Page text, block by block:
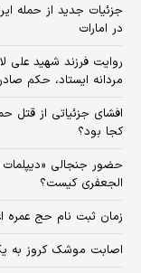
جزئیات جدید از حمله
در امارات
روایت فرزند شهید علی
مردانه ایستاد، حکم
افشای جزئیاتی از
کجا بود؟
حضور جنجالی
الجعفری کیست؟
زمان ثبت‌ نام حج
اصابت موشک کروز به